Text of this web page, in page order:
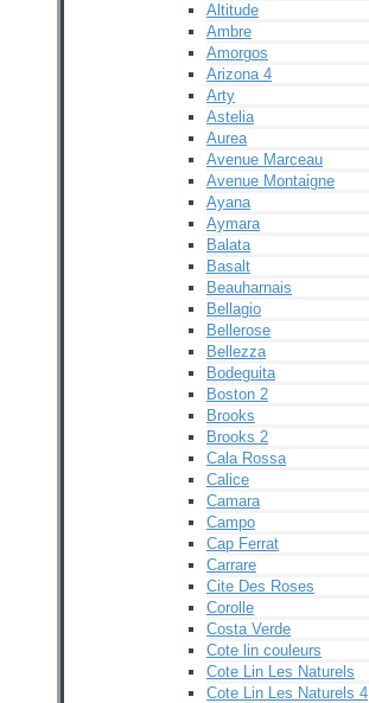
Altitude
Ambre
Amorgos
Arizona 4
Arty
Astelia
Aurea
Avenue Marceau
Avenue Montaigne
Ayana
Aymara
Balata
Basalt
Beauharnais
Bellagio
Bellerose
Bellezza
Bodeguita
Boston 2
Brooks
Brooks 2
Cala Rossa
Calice
Camara
Campo
Cap Ferrat
Carrare
Cite Des Roses
Corolle
Costa Verde
Cote lin couleurs
Cote Lin Les Naturels
Cote Lin Les Naturels 4